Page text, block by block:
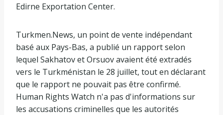
Edirne Exportation Center.
Turkmen.News, un point de vente indépendant
basé aux Pays-Bas, a publié un rapport selon
lequel Sakhatov et Orsuov avaient été extradés
vers le Turkménistan le 28 juillet, tout en déclarant
que le rapport ne pouvait pas être confirmé.
Human Rights Watch n'a pas d'informations sur
les accusations criminelles que les autorités